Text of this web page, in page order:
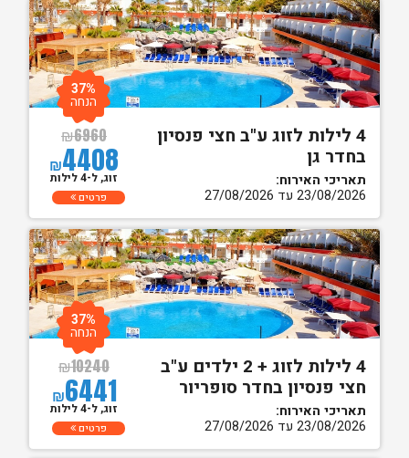
4 לילות לזוג ע"ב חצי פנסיון
בחדר גן
תאריכי האירוח:
23/08/2026 עד 27/08/2026
₪6960
₪4408
37%
הנחה
זוג, ל-4 לילות
פרטים
4 לילות לזוג + 2 ילדים ע"ב
חצי פנסיון בחדר סופריור
תאריכי האירוח:
23/08/2026 עד 27/08/2026
₪10240
₪6441
37%
הנחה
זוג, ל-4 לילות
פרטים